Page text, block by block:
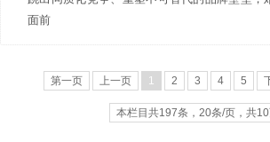
面前
第一页 上一页 1 2 3 4 5
本栏目共197条，20条/页，共